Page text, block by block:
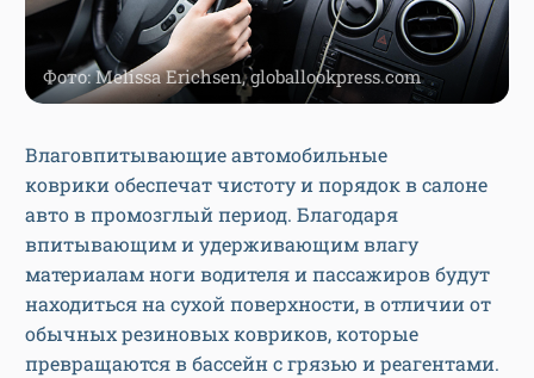
Фото: Melissa Erichsen, globallookpress.com
Влаговпитывающие автомобильные
коврики обеспечат чистоту и порядок в салоне
авто в промозглый период. Благодаря
впитывающим и удерживающим влагу
материалам ноги водителя и пассажиров будут
находиться на сухой поверхности, в отличии от
обычных резиновых ковриков, которые
превращаются в бассейн с грязью и реагентами.